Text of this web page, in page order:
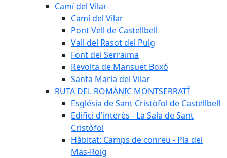
Camí del Vilar
Camí del Vilar
Pont Vell de Castellbell
Vall del Rasot del Puig
Font del Serraïma
Revolta de Mansuet Boxó
Santa Maria del Vilar
RUTA DEL ROMÀNIC MONTSERRATÍ
Església de Sant Cristòfol de Castellbell
Edifici d'interès - La Sala de Sant
Cristòfol
Hàbitat: Camps de conreu - Pla del
Mas-Roig